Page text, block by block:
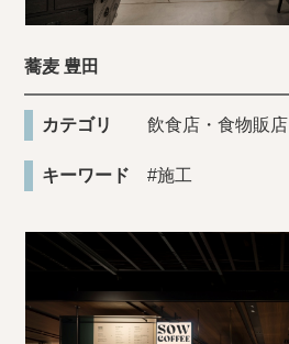
蕎麦 豊田
カテゴリ 飲食店・食物販店
キーワード #施工